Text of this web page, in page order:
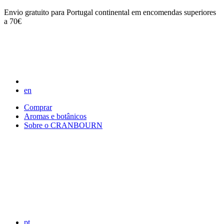
Envio gratuito para Portugal continental em encomendas superiores
a 70€
en
Comprar
Aromas e botânicos
Sobre o CRANBOURN
pt